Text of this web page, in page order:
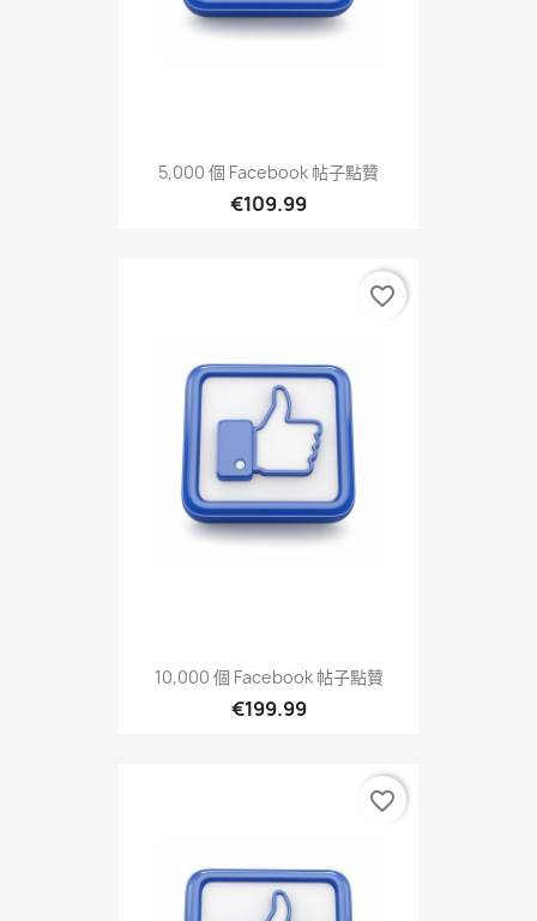
5,000 個 Facebook 帖子點贊
€109.99
10,000 個 Facebook 帖子點贊
€199.99
favorite_border
favorite_border